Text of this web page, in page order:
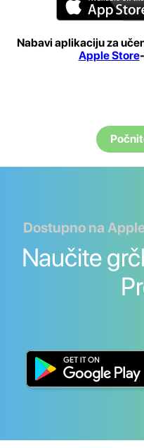
Nabavi aplikaciju za
Apple Store
Dostupno na
Naučite